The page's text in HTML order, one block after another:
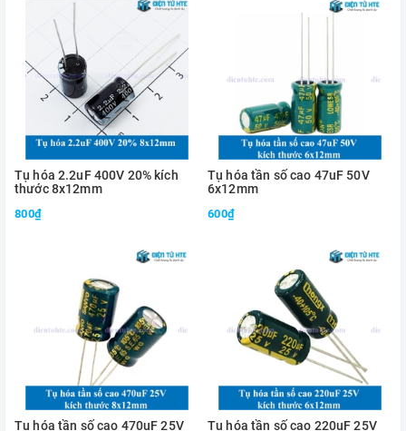
Tụ hóa 2.2uF 400V 20% kích
thước 8x12mm
800₫
Tụ hóa tần số cao 47uF 50V
6x12mm
600₫
Tụ hóa tần số cao 470uF 25V Tụ hóa tần số cao 220uF 25V